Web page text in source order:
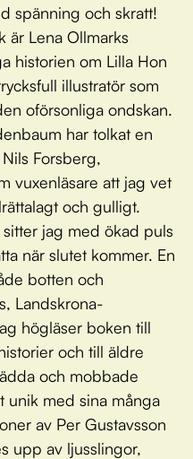
spänning och skratt!
är Lena Ollmarks
historien om Lilla Hon
illustratör som
oförsonliga ondskan.
har tolkat en
Forsberg,
vuxenläsare att jag vet
och gulligt.
jag med ökad puls
när slutet kommer. En
botten och
Landskrona-
högläser boken till
och till äldre
och mobbade
unik med sina många
av Per Gustavsson
upp av ljusslingor,